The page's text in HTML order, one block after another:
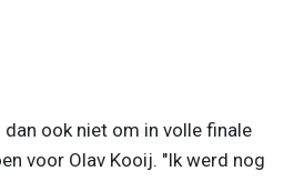
ook niet om in volle finale
voor Olav Kooij. "Ik werd nog